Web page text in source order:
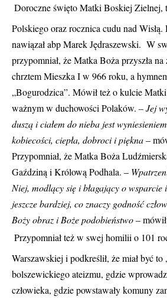
Doroczne święto Matki Boskiej Zielnej,
Polskiego oraz rocznica cudu nad
nawiązał abp Marek Jędraszewski. W
przypomniał, że Matka Boża przyszła
chrztem Mieszka I w 966 roku, a
„Bogurodzica”. Mówił też o kulcie
ważnym w duchowości Polaków. – Jej
duszą i ciałem do nieba jest
kobiecości, ciepła, dobroci i piękna–
Przypomniał, że Matka Boża
Gaździną i Królową Podhala. –
Niej, modlący się i błagający o
jeszcze bardziej, co znaczy godność
Boży obraz i Boże podobieństwo–
Przypomniał też w swej homilii o 101
Warszawskiej i podkreślił, że miał być
bolszewickiego ateizmu, gdzie
człowieka, gdzie powstawały komuny